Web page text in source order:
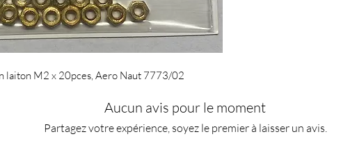
laiton M2 x 20pces, Aero Naut 7773/02
Aucun avis pour le moment
Partagez votre expérience, soyez le premier à laisser un avis.